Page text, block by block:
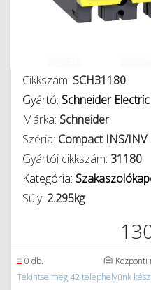
Cikkszám: SCH31180
Gyártó: Schneider Electric
Márka: Schneider
Széria: Compact INS/INV
Gyártói cikkszám: 31180
Kategória:
Súly: 2.295kg
0 db. Központi
Tekintse meg 42 telephelyünk